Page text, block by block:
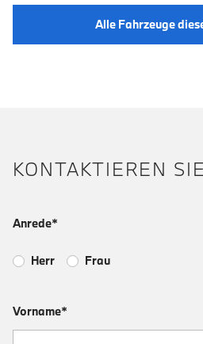
Alle Fahrzeuge
KONTAKTIEREN
Anrede*
Herr Frau
Vorname*